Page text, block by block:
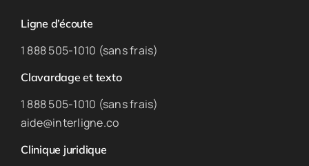
Ligne d’écoute
1 888 505-1010 (sans frais)
Clavardage et texto
1 888 505-1010 (sans frais)
aide@interligne.co
Clinique juridique